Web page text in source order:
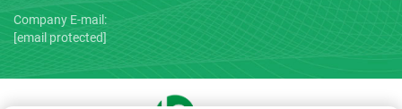
Company E-mail:
[email protected]